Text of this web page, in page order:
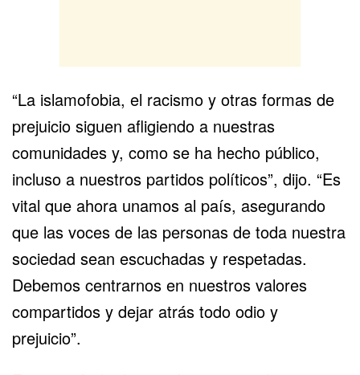
“La islamofobia, el racismo y otras formas de
prejuicio siguen afligiendo a nuestras
comunidades y, como se ha hecho público,
incluso a nuestros partidos políticos”, dijo. “Es
vital que ahora unamos al país, asegurando
que las voces de las personas de toda nuestra
sociedad sean escuchadas y respetadas.
Debemos centrarnos en nuestros valores
compartidos y dejar atrás todo odio y
prejuicio”.